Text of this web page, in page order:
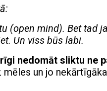
(open mind). Bet tad
Un viss būs labi.
nedomāt sliktu ne
un jo